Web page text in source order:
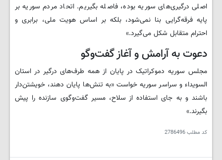
اصلی درگیری‌های سوریه بوده، فاصله بگیریم. اتحاد مردم سوریه بر
پایه فرقه‌گرایی بنا نمی‌شود، بلکه بر اساس هویت ملی، برابری و
احترام متقابل شکل می‌گیرد.»
دعوت به آرامش و آغاز گفت‌وگو
مجلس سوریه دموکراتیک در پایان از همه طرف‌های درگیر در استان
السویداء و سراسر سوریه خواست «به تنش‌ها پایان دهند، خویشتن‌دار
باشند و به جای استفاده از سلاح، مسیر گفت‌وگوی سازنده را پیش
بگیرند.»
کد مطلب2786496